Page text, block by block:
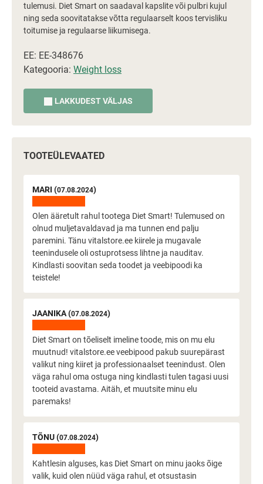
tulemusi. Diet Smart on saadaval kapslite või pulbri kujul
ning seda soovitatakse võtta regulaarselt koos tervisliku
toitumise ja regulaarse liikumisega.
EE: EE-348676
Kategooria: Weight loss
LAKKUDEST VÄLJAS
TOOTEÜLEVAATED
MARI (07.08.2024)
Olen ääretult rahul tootega Diet Smart! Tulemused on
olnud muljetavaldavad ja ma tunnen end palju
paremini. Tänu vitalstore.ee kiirele ja mugavale
teenindusele oli ostuprotsess lihtne ja nauditav.
Kindlasti soovitan seda toodet ja veebipoodi ka
teistele!
JAANIKA (07.08.2024)
Diet Smart on tõeliselt imeline toode, mis on mu elu
muutnud! vitalstore.ee veebipood pakub suurepärast
valikut ning kiiret ja professionaalset teenindust. Olen
väga rahul oma ostuga ning kindlasti tulen tagasi uusi
tooteid avastama. Aitäh, et muutsite minu elu
paremaks!
TÕNU (07.08.2024)
Kahtlesin alguses, kas Diet Smart on minu jaoks õige
valik, kuid olen nüüd väga rahul, et otsustasin